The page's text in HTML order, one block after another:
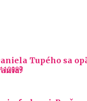
Tupého sa